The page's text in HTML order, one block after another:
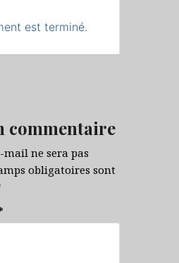
est terminé.
commentaire
mail ne sera pas
obligatoires sont